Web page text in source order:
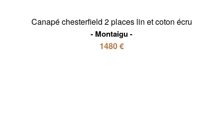
Canapé chesterfield 2 places lin et coton écru
Montaigu
1480 €